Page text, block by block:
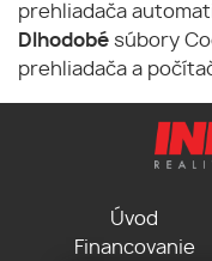
prehliadača
Dlhodobé súbory
prehliadača a
Úvod
Financovanie